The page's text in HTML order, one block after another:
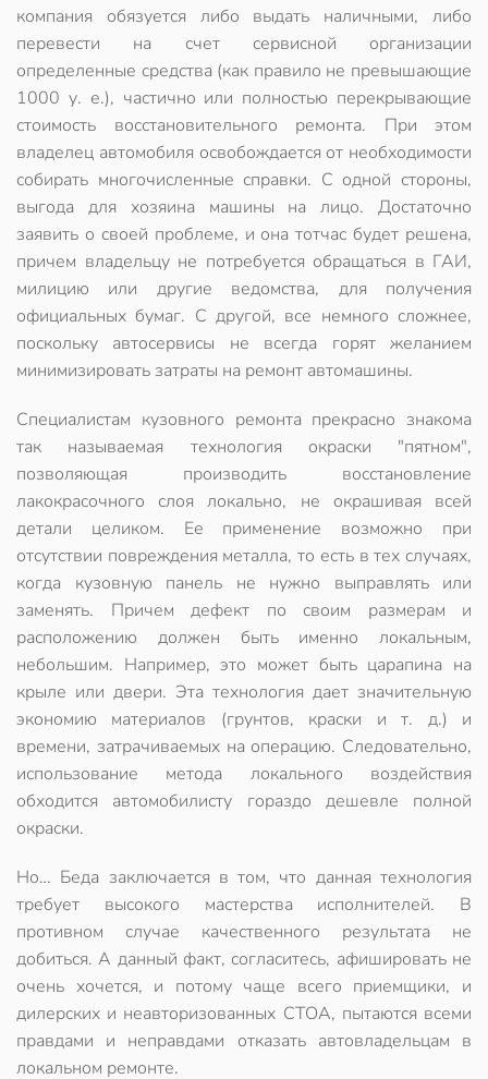
компания обязуется либо выдать наличными, либо
перевести на счет сервисной организации
определенные средства (как правило не превышающие
1000 у. е.), частично или полностью перекрывающие
стоимость восстановительного ремонта. При этом
владелец автомобиля освобождается от необходимости
собирать многочисленные справки. С одной стороны,
выгода для хозяина машины на лицо. Достаточно
заявить о своей проблеме, и она тотчас будет решена,
причем владельцу не потребуется обращаться в ГАИ,
милицию или другие ведомства, для получения
официальных бумаг. С другой, все немного сложнее,
поскольку автосервисы не всегда горят желанием
минимизировать затраты на ремонт автомашины.
Специалистам кузовного ремонта прекрасно знакома
так называемая технология окраски "пятном",
позволяющая производить восстановление
лакокрасочного слоя локально, не окрашивая всей
детали целиком. Ее применение возможно при
отсутствии повреждения металла, то есть в тех случаях,
когда кузовную панель не нужно выправлять или
заменять. Причем дефект по своим размерам и
расположению должен быть именно локальным,
небольшим. Например, это может быть царапина на
крыле или двери. Эта технология дает значительную
экономию материалов (грунтов, краски и т. д.) и
времени, затрачиваемых на операцию. Следовательно,
использование метода локального воздействия
обходится автомобилисту гораздо дешевле полной
окраски.
Но… Беда заключается в том, что данная технология
требует высокого мастерстваисполнителей. В
противном случае качественного результата не
добиться. А данный факт, согласитесь, афишировать не
очень хочется, и потому чаще всего приемщики, и
дилерских и неавторизованных СТОА, пытаются всеми
правдами и неправдами отказать автовладельцам в
локальном ремонте.